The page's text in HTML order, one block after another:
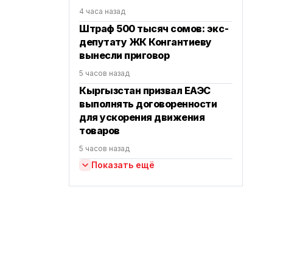
4 часа назад
Штраф 500 тысяч сомов: экс-
депутату ЖК Конгантиеву
вынесли приговор
5 часов назад
Кыргызстан призвал ЕАЭС
выполнять договоренности
для ускорения движения
товаров
5 часов назад
Показать ещё